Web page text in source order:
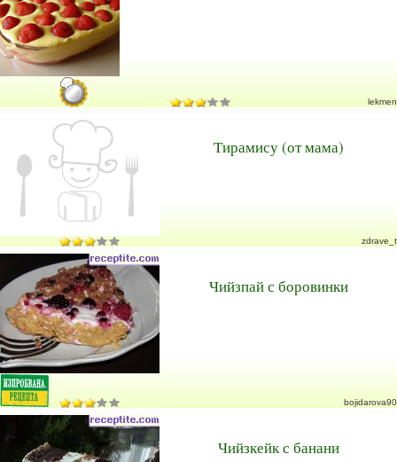
lekmen
Тирамису (от мама)
zdrave_t
Чийзпай с боровинки
bojidarova90
Чийзкейк с банани